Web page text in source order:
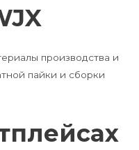
производства и
пайки и сборки